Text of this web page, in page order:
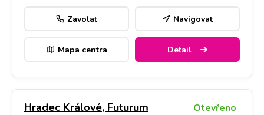
Zavolat Navigovat
Mapa centra Detail
Hradec Králové, Futurum Otevřeno